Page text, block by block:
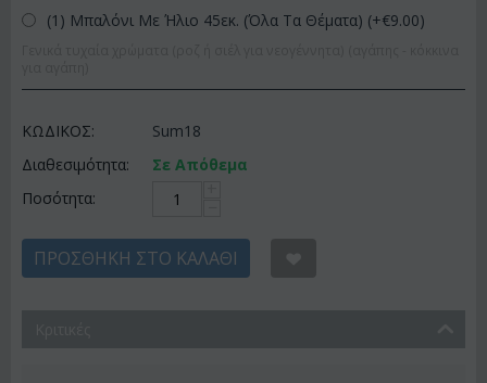
(1) Μπαλόνι Με Ήλιο 45εκ. (Όλα Τα Θέματα) (+€9.00)
ΚΩΔΙΚΟΣ:
Sum18
Διαθεσιμότητα:
Σε Απόθεμα
Ποσότητα:
ΠΡΟΣΘΉΚΗ ΣΤΟ ΚΑΛΆΘΙ